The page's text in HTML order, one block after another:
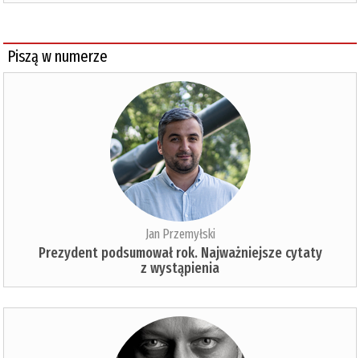
Piszą w numerze
Jan Przemyłski
Prezydent podsumował rok. Najważniejsze cytaty
z wystąpienia